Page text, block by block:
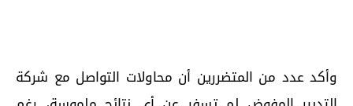
وأكد عدد من المتضررين أن محاولات التواصل مع شركة